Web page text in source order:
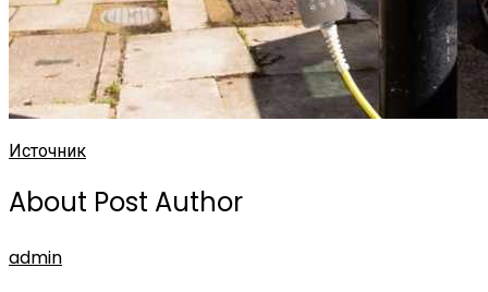
Источник
About Post Author
admin